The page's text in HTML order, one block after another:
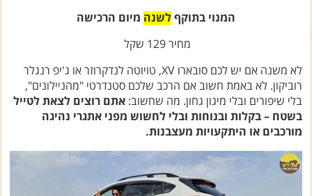
אודות יואב קווה והאתר שבילים
מחיר 129 שקל
לא משנה אם יש לכם סובארו XV, טויוטה לנדקרוזר או ג'יפ רנגלר
רוביקון. לא באמת חשוב אם הרכב שלכם סטנדרטי "מהניילונים",
בלי שיפורים ובלי מיגון גחון. מה שחשוב: אתם רוצים לצאת לטייל
בשטח –בקלות ובנוחות ובלי לחשוש מפני אתגרי נהיגה
מורכבים או היתקעויות מעצבנות.